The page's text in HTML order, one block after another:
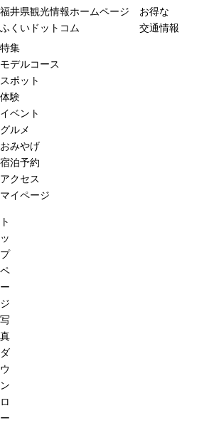
福井県観光情報ホームページ
ふくいドットコム
お得な
交通情報
特集
モデルコース
スポット
体験
イベント
グルメ
おみやげ
宿泊予約
アクセス
マイページ
ト
ッ
プ
ペ
ー
ジ
写
真
ダ
ウ
ン
ロ
ー